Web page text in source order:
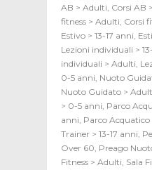
AB > Adulti, Corsi AB
fitness > Adulti, Corsi
Estivo > 13-17 anni,
Lezioni individuali >
individuali > Adulti,
0-5 anni, Nuoto
Nuoto Guidato >
> 0-5 anni, Parco
anni, Parco
Trainer > 13-17 anni,
Over 60, Preago
Fitness > Adulti, Sala